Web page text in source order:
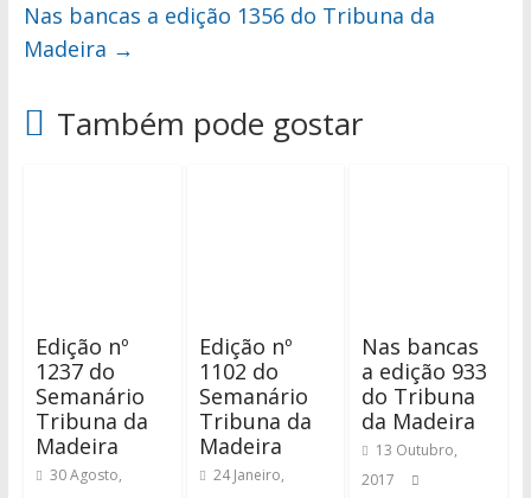
Nas bancas a edição 1356 do Tribuna da
Madeira →
Também pode gostar
Edição nº
1237 do
Semanário
Tribuna da
Madeira
30 Agosto,
Edição nº
1102 do
Semanário
Tribuna da
Madeira
24 Janeiro,
Nas bancas
a edição 933
do Tribuna
da Madeira
13 Outubro,
2017